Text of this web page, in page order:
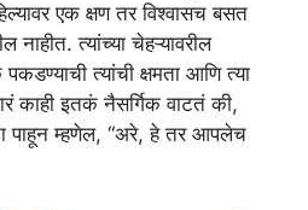
एक क्षण तर विश्वासच बसत
नाहीत. त्यांच्या चेहऱ्यावरील
त्यांची क्षमता आणि त्या
काही इतकं नैसर्गिक वाटतं की,
पाहून म्हणेल, “अरे, हे तर आपलेच